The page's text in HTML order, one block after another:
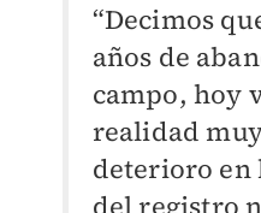
“Decimos
años de
campo, hoy
realidad
deterioro en